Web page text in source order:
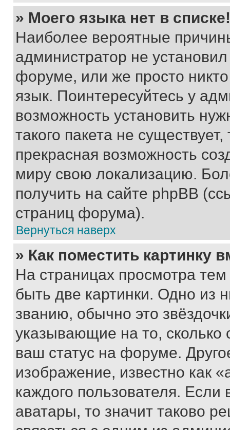
» Моего языка нет в списке!
Наиболее вероятные
администратор не
форуме, или же просто
язык. Поинтересуйтесь у
возможность установить
такого пакета не
прекрасная возможность
миру свою локализацию.
получить на сайте phpBB
страниц форума).
Вернуться наверх
» Как поместить картинку
На страницах просмотра
быть две картинки. Одно из
званию, обычно это
указывающие на то,
ваш статус на форуме.
изображение, известно как
каждого пользователя.
аватары, то значит таково